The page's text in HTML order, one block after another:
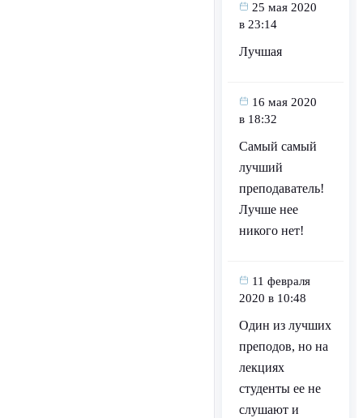
25 мая 2020
в 23:14
Лучшая
16 мая 2020
в 18:32
Самый самый
лучший
преподаватель!
Лучше нее
никого нет!
11 февраля
2020 в 10:48
Один из лучших
преподов, но на
лекциях
студенты ее не
слушают и